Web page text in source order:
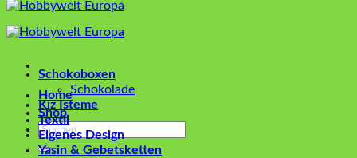
Home
Shop
Suchen
nach:
Schokoboxen
Schokolade
Kız İsteme
Textil
Eigenes Design
Yasin & Gebetsketten